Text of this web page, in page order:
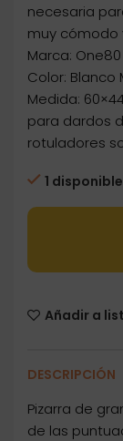
necesaria
muy cómodo
Marca:
Color: Blanco
Medida:
para dardos
rotuladores
1
Añadir a
DESCRIPCIÓN
Pizarra de
de las